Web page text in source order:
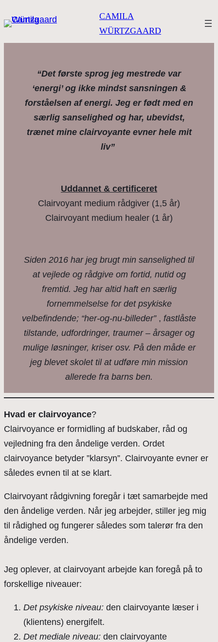
CAMILA
WÜRTZGAARD
“Det første sprog jeg mestrede var
‘energi’ og ikke mindst sansningen &
forståelsen af energi. Jeg er født med en
særlig sanselighed og har, ubevidst,
trænet mine clairvoyante evner hele mit
liv”
Uddannet & certificeret
Clairvoyant medium rådgiver (1,5 år)
Clairvoyant medium healer (1 år)
Siden 2016 har jeg brugt min sanselighed til
at vejlede og rådgive om fortid, nutid og
fremtid. Jeg har altid haft en særlig
fornemmelselse for det psykiske
velbefindende; “her-og-nu-billeder” , fastlåste
tilstande, udfordringer, traumer – årsager og
mulige løsninger, kriser osv. På den måde er
jeg blevet skolet til at udføre min mission
allerede fra barns ben.
Hvad er clairvoyance?
Clairvoyance er formidling af budskaber, råd og
vejledning fra den åndelige verden. Ordet
clairvoyance betyder ”klarsyn”. Clairvoyante evner er
således evnen til at se klart.
Clairvoyant rådgivning foregår i tæt samarbejde med
den åndelige verden. Når jeg arbejder, stiller jeg mig
til rådighed og fungerer således som talerør fra den
åndelige verden.
Jeg oplever, at clairvoyant arbejde kan foregå på to
forskellige niveauer:
Det psykiske niveau: den clairvoyante læser i
(klientens) energifelt.
Det mediale niveau: den clairvoyante